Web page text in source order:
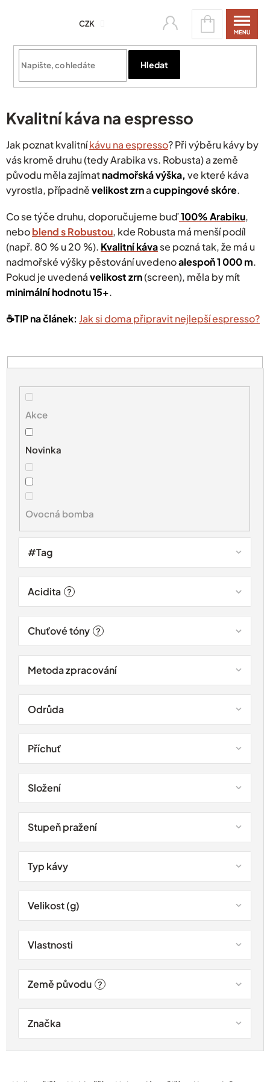
CZK
Hledat
Nákupní
košík
Kvalitní káva na espresso
Jak poznat kvalitníkávu na espresso? Při výběru kávy by
vás kromě druhu (tedy Arabika vs. Robusta) a země
původu měla zajímatnadmořská výška, ve které káva
vyrostla, případněvelikost zrnacuppingové skóre.
Co se týče druhu, doporučujeme buď100% Arabiku,
neboblend s Robustou, kde Robusta má menší podíl
(např. 80 % u 20 %). Kvalitní kávase pozná tak, že má u
nadmořské výšky pěstování uvedenoalespoň 1 000 m.
Pokud je uvedenávelikost zrn(screen), měla by mít
minimální hodnotu 15+.
☕️TIP na článek: Jak si doma připravit nejlepší espresso?
Akce
Novinka
Ovocná bomba
#Tag
Acidita ?
Chuťové tóny ?
Metoda zpracování
Odrůda
Příchuť
Složení
Stupeň pražení
Typ kávy
Velikost (g)
Vlastnosti
Země původu ?
Značka
V